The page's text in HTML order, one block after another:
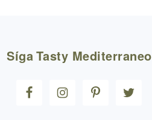
SígaTasty Mediterraneo